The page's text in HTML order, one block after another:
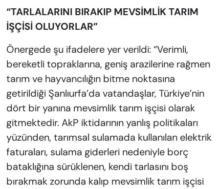
“TARLALARINI BIRAKIP MEVSİMLİK TARIM
İŞÇİSİ OLUYORLAR”
Önergede şu ifadelere yer verildi: “Verimli,
bereketli topraklarına, geniş arazilerine rağmen
tarım ve hayvancılığın bitme noktasına
getirildiği Şanlıurfa’da vatandaşlar, Türkiye’nin
dört bir yanına mevsimlik tarım işçisi olarak
gitmektedir. AkP iktidarının yanlış politikaları
yüzünden, tarımsal sulamada kullanılan elektrik
faturaları, sulama giderleri nedeniyle borç
bataklığına sürüklenen, kendi tarlasını boş
bırakmak zorunda kalıp mevsimlik tarım işçisi